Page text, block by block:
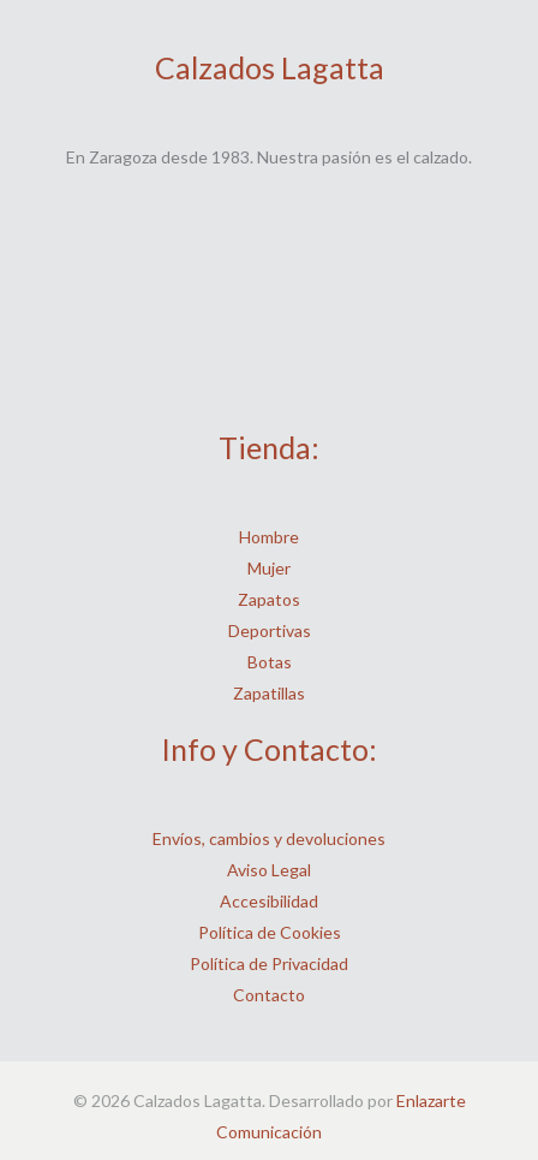
Calzados Lagatta
En Zaragoza desde 1983. Nuestra pasión es el calzado.
Tienda:
Hombre
Mujer
Zapatos
Deportivas
Botas
Zapatillas
Info y Contacto:
Envíos, cambios y devoluciones
Aviso Legal
Accesibilidad
Política de Cookies
Política de Privacidad
Contacto
© 2026 Calzados Lagatta. Desarrollado porEnlazarte
Comunicación